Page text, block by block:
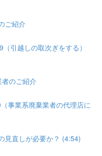
ご紹介
引越しの取次ぎをする）
のご紹介
事業系廃棄業者の代理店に
見直しが必要か？ (4:54)